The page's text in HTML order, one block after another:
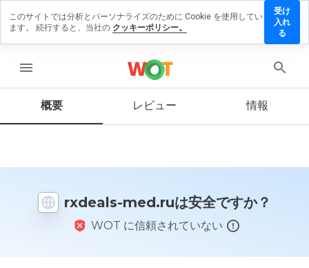
menu
概要 レビュー 情報
rxdeals-med.ruは安全ですか？
WOT に信頼されていない
レビ
ウェ
このサイトでは分析とパーソナライズのために Cookie を使用してい
ます。 続行すると、当社の クッキーポリシー。
受け
入れ
る